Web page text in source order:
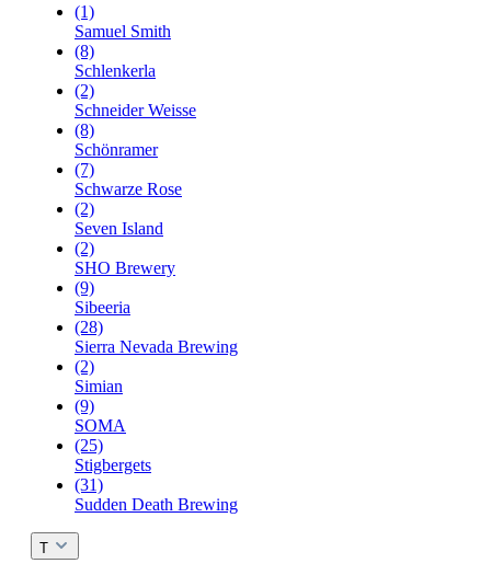
(1)
Samuel Smith
(8)
Schlenkerla
(2)
Schneider Weisse
(8)
Schönramer
(7)
Schwarze Rose
(2)
Seven Island
(2)
SHO Brewery
(9)
Sibeeria
(28)
Sierra Nevada Brewing
(2)
Simian
(9)
SOMA
(25)
Stigbergets
(31)
Sudden Death Brewing
T